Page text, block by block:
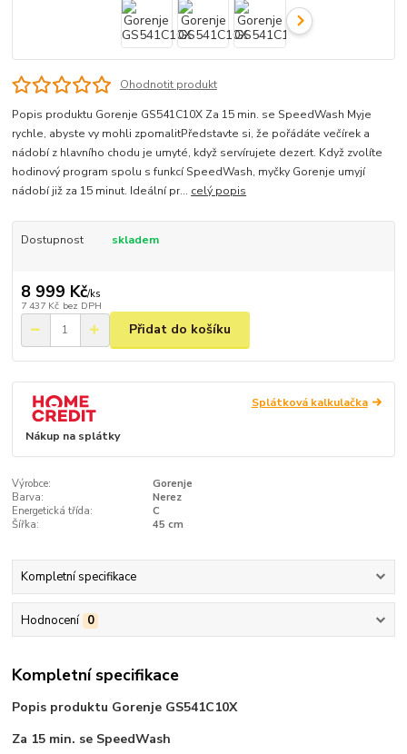
Ohodnotit produkt
Popis produktu Gorenje GS541C10X Za 15 min. se SpeedWash Myje
rychle, abyste vy mohli zpomalitPředstavte si, že pořádáte večírek a
nádobí z hlavního chodu je umyté, když servírujete dezert. Když zvolíte
hodinový program spolu s funkcí SpeedWash, myčky Gorenje umyjí
nádobí již za 15 minut. Ideální pr... celý popis
Dostupnost skladem
8 999 Kč/ks
7 437 Kč bez DPH
Přidat do košíku
Splátková kalkulačka
Nákup na splátky
Výrobce:
Gorenje
Barva:
Nerez
Energetická třída:
C
Šířka:
45 cm
Kompletní specifikace
Hodnocení 0
Kompletní specifikace
Popis produktu Gorenje GS541C10X
Za 15 min. se SpeedWash